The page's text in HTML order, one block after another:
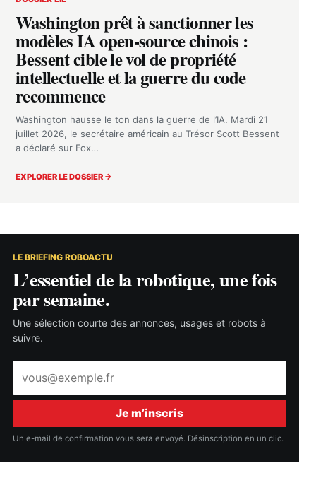
Washington prêt à sanctionner les
modèles IA open-source chinois :
Bessent cible le vol de propriété
intellectuelle et la guerre du code
recommence
Washington hausse le ton dans la guerre de l’IA. Mardi 21
juillet 2026, le secrétaire américain au Trésor Scott Bessent
a déclaré sur Fox…
EXPLORER LE DOSSIER →
LE BRIEFING ROBOACTU
L’essentiel de la robotique, une fois
par semaine.
Une sélection courte des annonces, usages et robots à
suivre.
mail
Je m’inscris
Un e-mail de confirmation vous sera envoyé. Désinscription en un clic.